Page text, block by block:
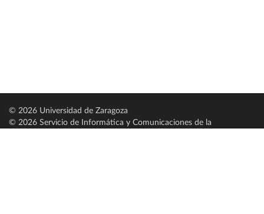
© 2026 Universidad de Zaragoza
© 2026 Servicio de Informática y Comunicaciones de la